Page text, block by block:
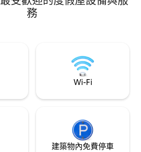
/設施、2 個海景、
煙霧偵測器、停車
、2 台空調； 廚
麵包機、洗碗機、
； 2 間浴室、5 間臥室、廁所
我們不再接受單晚預訂。 如
務
Wi-Fi
建築物內免費停車